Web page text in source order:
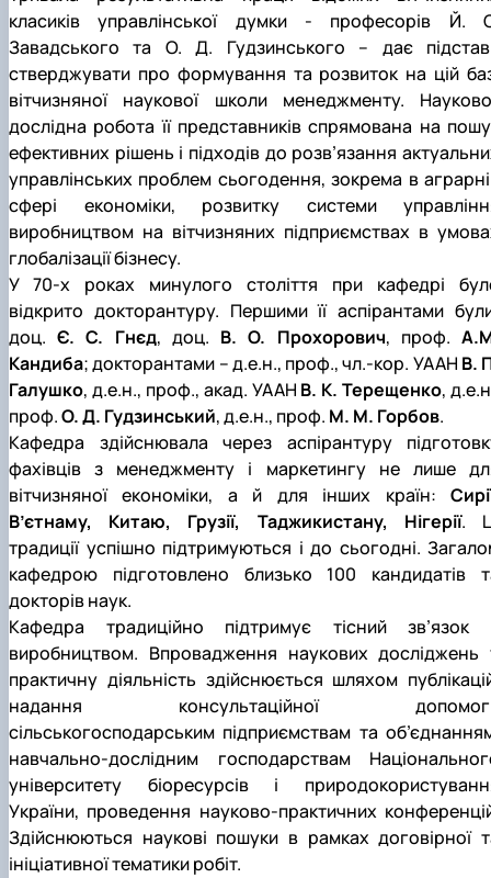
класиків управлінської думки ‑ професорів Й.
Завадського та О. Д. Гудзинського – дає
стверджувати про формування та розвиток на цій
вітчизняної наукової школи менеджменту.
дослідна робота її представників спрямована на
ефективних рішень і підходів до розв’язання
управлінських проблем сьогодення, зокрема в
сфері економіки, розвитку системи
виробництвом на вітчизняних підприємствах в
глобалізації бізнесу.
У 70-х роках минулого століття при кафедрі
відкрито докторантуру. Першими її аспірантами
доц.Є. С. Гнєд, доц. В. О. Прохорович, проф.
Кандиба; докторантами – д.е.н., проф., чл.-кор. УААН В.
Галушко, д.е.н., проф., акад. УААН В. К. Терещенко,
проф.О. Д. Гудзинський, д.е.н., проф. М. М. Горбов.
Кафедра здійснювала через аспірантуру
фахівців з менеджменту і маркетингу не лише
вітчизняної економіки, а й для інших країн:
В’єтнаму, Китаю, Грузії, Таджикистану, Нігерії.
традиції успішно підтримуються і до сьогодні.
кафедрою підготовлено близько 100 кандидатів
докторів наук.
Кафедра традиційно підтримує тісний зв’язок
виробництвом. Впровадження наукових досліджень
практичну діяльність здійснюється шляхом
надання консультаційної
сільськогосподарським підприємствам та
навчально-дослідним господарствам
університету біоресурсів і
України, проведення науково-практичних
Здійснюються наукові пошуки в рамках договірної
ініціативної тематики робіт.